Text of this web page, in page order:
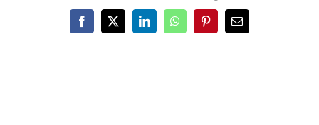
Facebook
X LinkedInWhatsAppPinterest
E-